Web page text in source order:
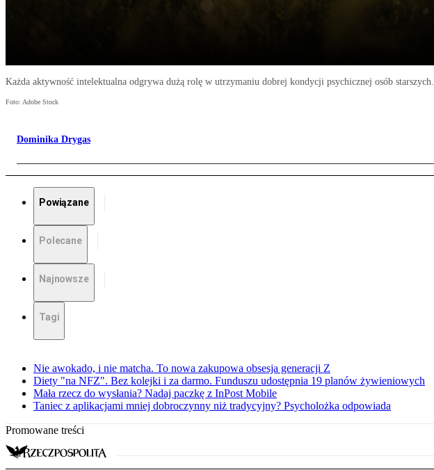
Każda aktywność intelektualna odgrywa dużą rolę w utrzymaniu dobrej kondycji psychicznej osób starszych.
Foto: Adobe Stock
Dominika Drygas
Powiązane
Polecane
Najnowsze
Tagi
Nie awokado, i nie matcha. To nowa zakupowa obsesja generacji Z
Diety "na NFZ". Bez kolejki i za darmo. Funduszu udostępnia 19 planów żywieniowych
Mała rzecz do wysłania? Nadaj paczkę z InPost Mobile
Taniec z aplikacjami mniej dobroczynny niż tradycyjny? Psycholożka odpowiada
Promowane treści